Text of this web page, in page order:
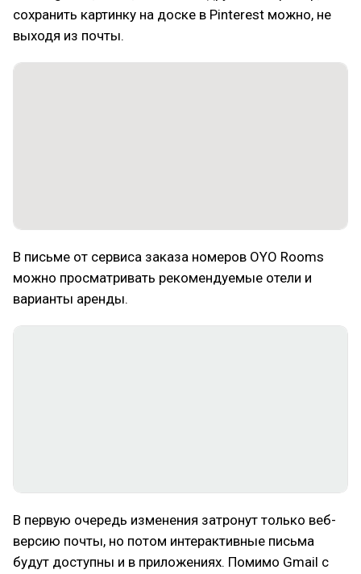
сохранить картинку на доске в Pinterest можно, не
выходя из почты.
В письме от сервиса заказа номеров OYO Rooms
можно просматривать рекомендуемые отели и
варианты аренды.
В первую очередь изменения затронут только веб-
версию почты, но потом интерактивные письма
будут доступны и в приложениях. Помимо Gmail с